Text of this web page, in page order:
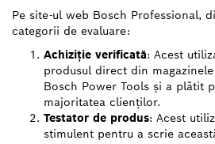
Pe site-ul web Bosch Professional,
categorii de evaluare:
Achiziție verificată: Acest
produsul direct din
Bosch Power Tools și a plătit
majoritatea clienților.
Testator de produs: Acest
stimulent pentru a scrie